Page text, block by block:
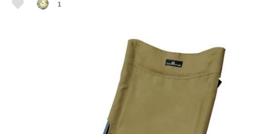
1